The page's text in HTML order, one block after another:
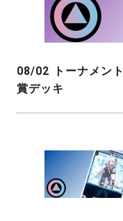
08/02 トーナメン
賞デッキ